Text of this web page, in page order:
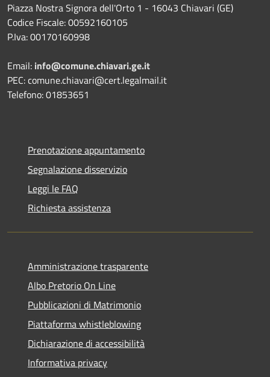
Piazza Nostra Signora dell'Orto 1 - 16043 Chiavari (GE)
Codice Fiscale: 00592160105
P.Iva: 00170160998
Email: info@comune.chiavari.ge.it
PEC: comune.chiavari@cert.legalmail.it
Telefono: 01853651
Prenotazione appuntamento
Segnalazione disservizio
Leggi le FAQ
Richiesta assistenza
Amministrazione trasparente
Albo Pretorio On Line
Pubblicazioni di Matrimonio
Piattaforma whistleblowing
Dichiarazione di accessibilità
Informativa privacy